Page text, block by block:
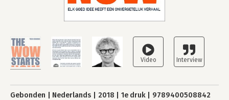
Gebonden Nederlands 2018 1e druk 9789400508842